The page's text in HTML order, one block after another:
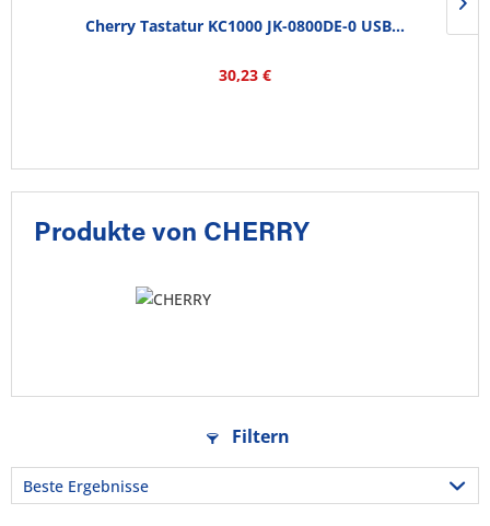
Cherry Tastatur KC1000 JK-0800DE-0 USB...
30,23 €
Produkte von CHERRY
Filtern